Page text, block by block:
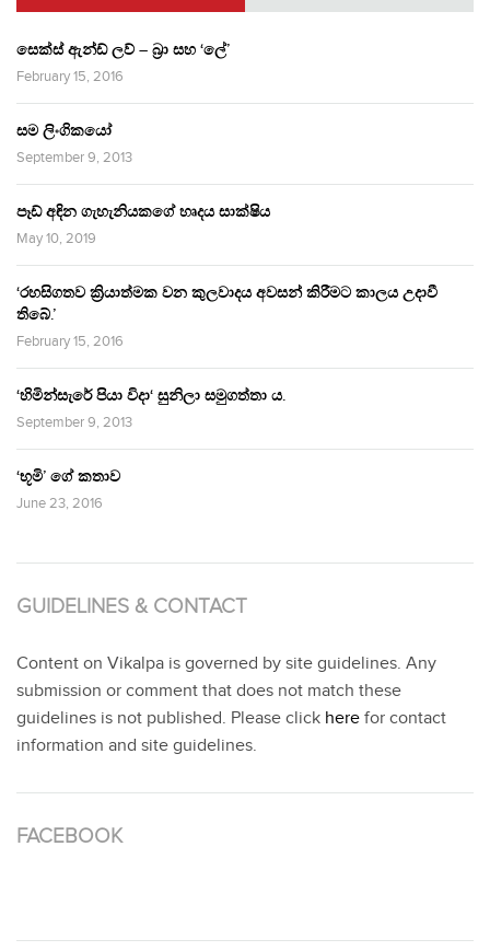
සෙක්ස් ඇන්ඩ් ලව් – බ්‍රා සහ ‘ලේ’
February 15, 2016
සම ලිංගිකයෝ
September 9, 2013
පෑඩ් අඳින ගැහැනියකගේ හෘදය සාක්ෂිය
May 10, 2019
‘රහසිගතව ක්‍රියාත්මක වන කුලවාදය අවසන් කිරීමට කාලය උදාවී
තිබේ.’
February 15, 2016
‘හිමින්සැරේ පියා විදා‘ සුනිලා සමුගත්තා ය.
September 9, 2013
‘භූමි’ ගේ කතාව
June 23, 2016
GUIDELINES & CONTACT
Content on Vikalpa is governed by site guidelines. Any
submission or comment that does not match these
guidelines is not published. Please click here for contact
information and site guidelines.
FACEBOOK